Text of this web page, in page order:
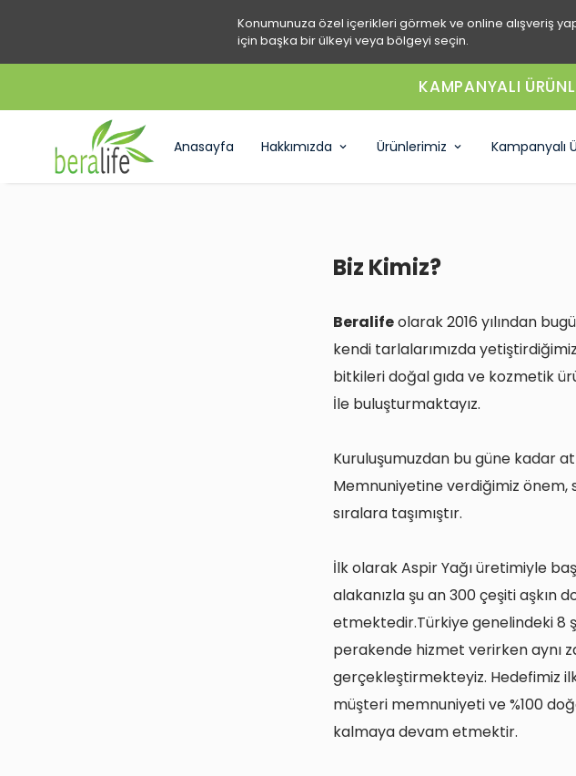
Konumunuza özel içerikleri görmek ve online alışveriş
için başka bir ülkeyi veya bölgeyi seçin.
KAMPANYALI
Anasayfa Hakkımızda Ürünlerimiz Kampanyalı
Biz Kimiz?
Beralifeolarak 2016 yılından
kendi tarlalarımızda
bitkileri doğal gıda ve kozmetik
İle buluşturmaktayız.
Kuruluşumuzdan bu güne kadar
Memnuniyetine verdiğimiz önem,
sıralara taşımıştır.
İlk olarak Aspir Yağı üretimiyle
alakanızla şu an 300 çeşiti aşkın
etmektedir.Türkiye genelindeki 8
perakende hizmet verirken aynı
gerçekleştirmekteyiz. Hedefimiz ilk
müşteri memnuniyeti ve %100
kalmaya devam etmektir.